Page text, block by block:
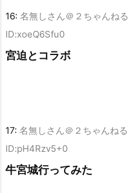
16: 名無しさん＠２ちゃんねる
ID:xoeQ6Sfu0
宮迫とコラボ
17: 名無しさん＠２ちゃんねる
ID:pH4Rzv5+0
牛宮城行ってみた